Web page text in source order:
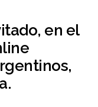
en el